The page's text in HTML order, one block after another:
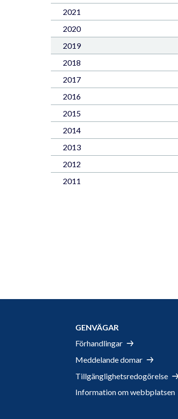
2021
2020
2019
2018
2017
2016
2015
2014
2013
2012
2011
GENVÄGAR
Förhandlingar
Meddelande domar
Tillgänglighetsredogörelse
Information om webbplatsen